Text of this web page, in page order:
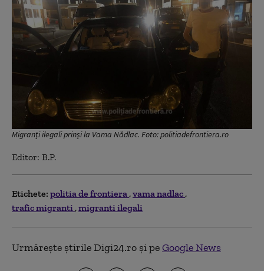
Migranți ilegali prinși la Vama Nădlac. Foto: politiadefrontiera.ro
Editor: B.P.
Etichete: politia de frontiera vama nadlac
trafic migranti migranti ilegali
Urmărește știrile Digi24.ro și peGoogle News